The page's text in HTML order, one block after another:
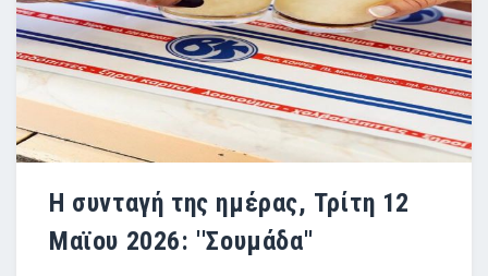
Η συνταγή της ημέρας, Τρίτη 12
Μαϊου 2026: ''Σουμάδα''